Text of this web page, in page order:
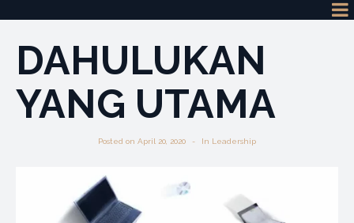
DAHULUKAN
YANG UTAMA
Posted on April 20, 2020 In Leadership